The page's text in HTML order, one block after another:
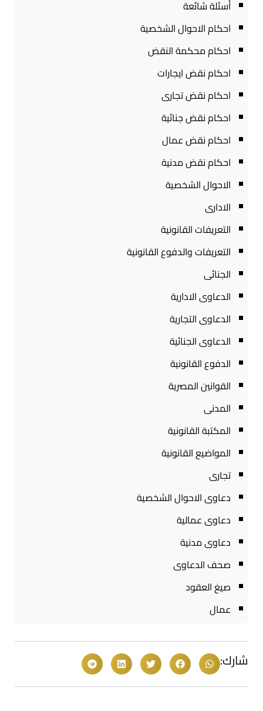
أسئلة شائعة
احكام الاحوال الشخصية
احكام محكمة النقض
احكام نقض ايجارات
احكام نقض تجارى
احكام نقض جنائية
احكام نقض عمال
احكام نقض مدنية
الاحوال الشخصية
الادارى
التعريفات القانونية
التعريفات والدفوع القانونية
الجنائى
الدعاوى الادارية
الدعاوى التجارية
الدعاوى الجنائية
الدفوع القانونية
القوانين المصرية
المدنى
المكتبة القانونية
المواضيع القانونية
تجارى
دعاوى الاحوال الشخصية
دعاوى عمالية
دعاوى مدنية
صحف الدعاوى
صيغ العقود
عمال
شارك: